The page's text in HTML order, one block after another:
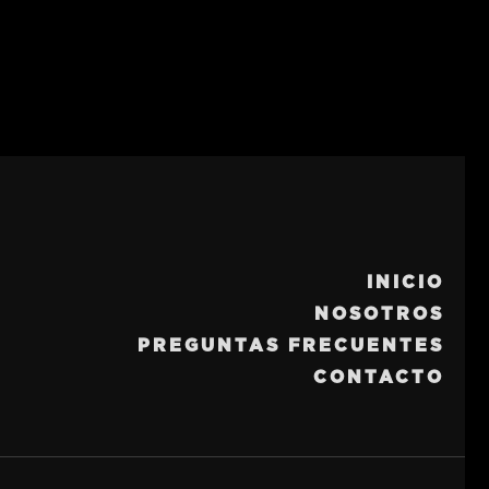
INICIO
NOSOTROS
PREGUNTAS FRECUENTES
CONTACTO